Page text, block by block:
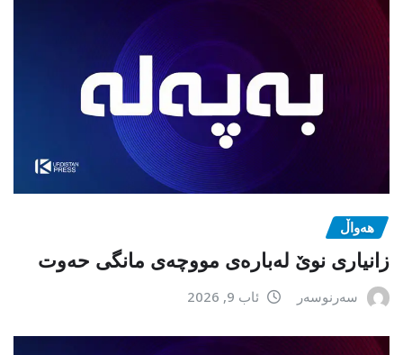
هەواڵ
زانیاری نوێ لەبارەی مووچەی مانگی حەوت
سەرنوسەر ئاب 9, 2026